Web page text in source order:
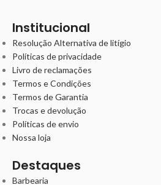
Institucional
Resolução Alternativa de litígio
Políticas de privacidade
Livro de reclamações
Termos e Condições
Termos de Garantia
Trocas e devolução
Políticas de envio
Nossa loja
Destaques
Barbearia